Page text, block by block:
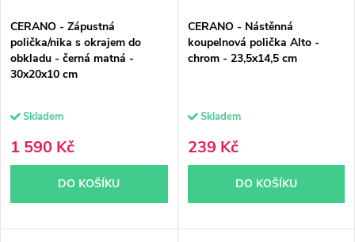
CERANO - Zápustná
polička/nika s okrajem do
obkladu - černá matná -
30x20x10 cm
Skladem
1 590 Kč
DO KOŠÍKU
CERANO - Nástěnná
koupelnová polička Alto -
chrom - 23,5x14,5 cm
Skladem
239 Kč
DO KOŠÍKU